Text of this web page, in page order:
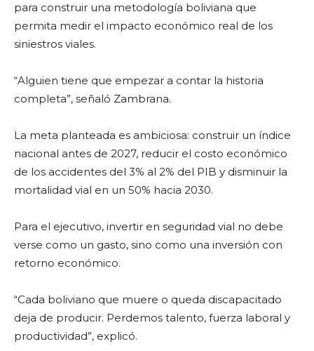
para construir una metodología boliviana que
permita medir el impacto económico real de los
siniestros viales.
“Alguien tiene que empezar a contar la historia
completa”, señaló Zambrana.
La meta planteada es ambiciosa: construir un índice
nacional antes de 2027, reducir el costo económico
de los accidentes del 3% al 2% del PIB y disminuir la
mortalidad vial en un 50% hacia 2030.
Para el ejecutivo, invertir en seguridad vial no debe
verse como un gasto, sino como una inversión con
retorno económico.
“Cada boliviano que muere o queda discapacitado
deja de producir. Perdemos talento, fuerza laboral y
productividad”, explicó.